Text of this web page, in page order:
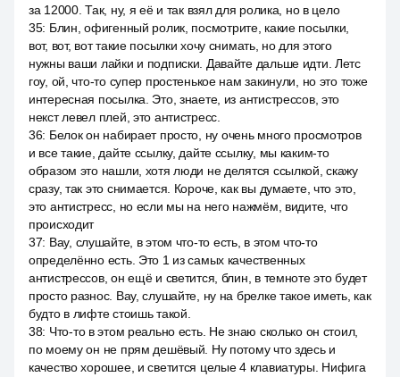
за 12000. Так, ну, я её и так взял для ролика, но в цело
35: Блин, офигенный ролик, посмотрите, какие посылки,
вот, вот, вот такие посылки хочу снимать, но для этого
нужны ваши лайки и подписки. Давайте дальше идти. Летс
гоу, ой, что-то супер простенькое нам закинули, но это тоже
интересная посылка. Это, знаете, из антистрессов, это
некст левел плей, это антистресс.
36: Белок он набирает просто, ну очень много просмотров
и все такие, дайте ссылку, дайте ссылку, мы каким-то
образом это нашли, хотя люди не делятся ссылкой, скажу
сразу, так это снимается. Короче, как вы думаете, что это,
это антистресс, но если мы на него нажмём, видите, что
происходит
37: Вау, слушайте, в этом что-то есть, в этом что-то
определённо есть. Это 1 из самых качественных
антистрессов, он ещё и светится, блин, в темноте это будет
просто разнос. Вау, слушайте, ну на брелке такое иметь, как
будто в лифте стоишь такой.
38: Что-то в этом реально есть. Не знаю сколько он стоил,
по моему он не прям дешёвый. Ну потому что здесь и
качество хорошее, и светится целые 4 клавиатуры. Нифига